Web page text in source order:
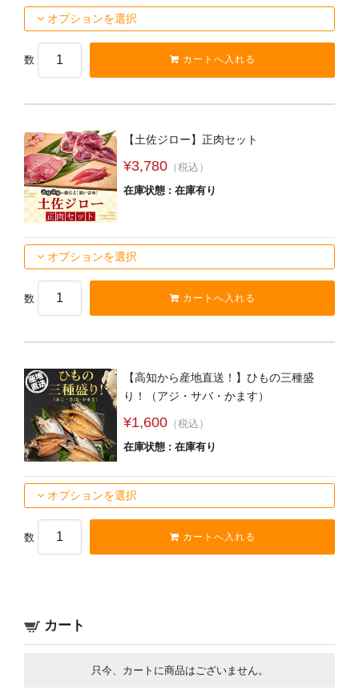
オプションを選択
数
【土佐ジロー】正肉セット
¥3,780（税込）
在庫状態 : 在庫有り
オプションを選択
数
【高知から産地直送！】ひもの三種盛
り！（アジ・サバ・かます）
¥1,600（税込）
在庫状態 : 在庫有り
オプションを選択
数
カート
只今、カートに商品はございません。